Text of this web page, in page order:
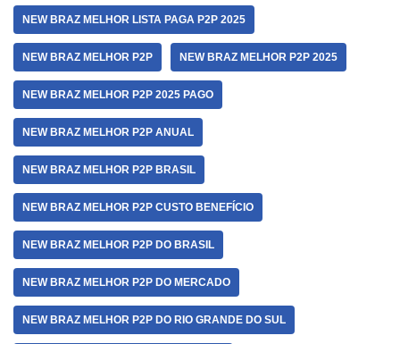
NEW BRAZ MELHOR LISTA PAGA P2P 2025
NEW BRAZ MELHOR P2P NEW BRAZ MELHOR P2P 2025
NEW BRAZ MELHOR P2P 2025 PAGO
NEW BRAZ MELHOR P2P ANUAL
NEW BRAZ MELHOR P2P BRASIL
NEW BRAZ MELHOR P2P CUSTO BENEFÍCIO
NEW BRAZ MELHOR P2P DO BRASIL
NEW BRAZ MELHOR P2P DO MERCADO
NEW BRAZ MELHOR P2P DO RIO GRANDE DO SUL